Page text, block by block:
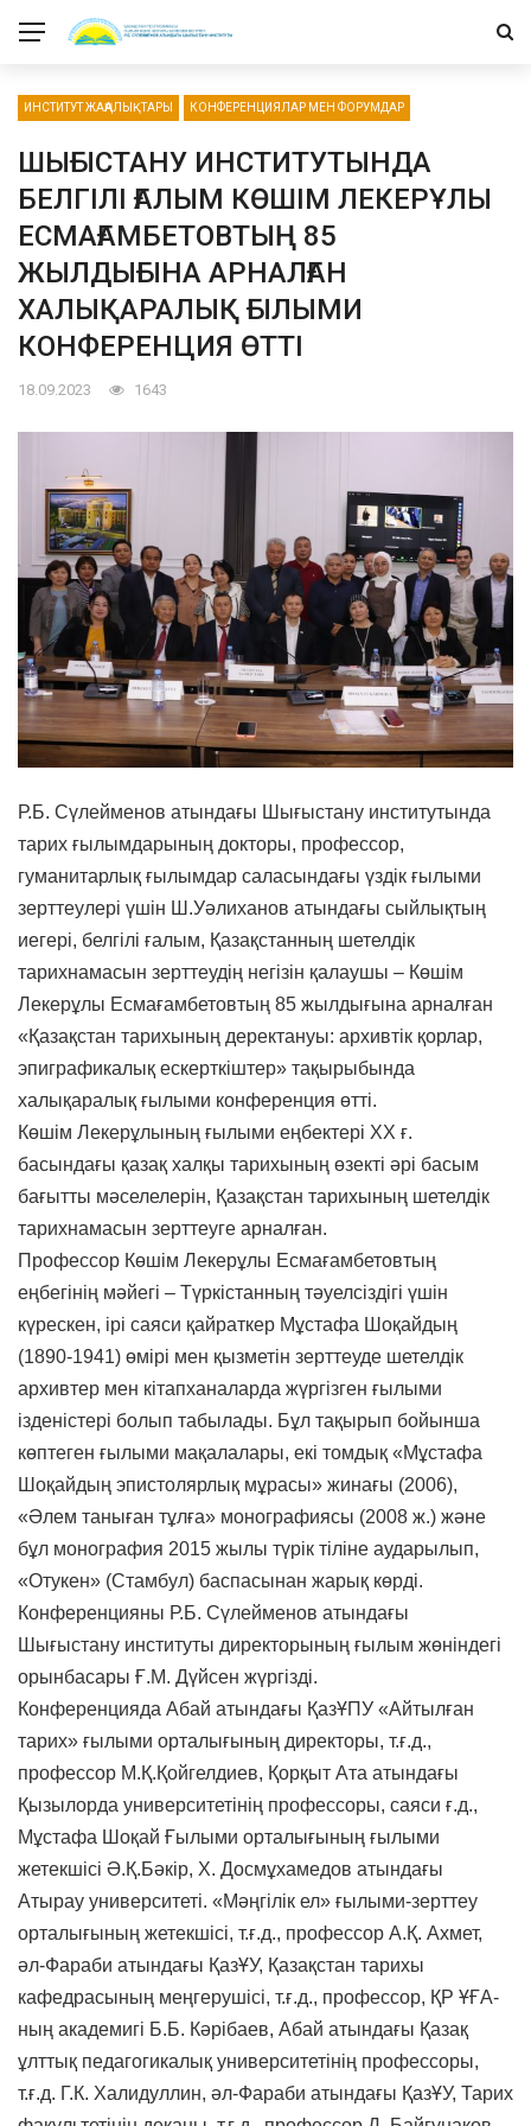
ИНСТИТУТ ЖАҢАЛЫҚТАРЫ КОНФЕРЕНЦИЯЛАР МЕН ФОРУМДАР
ШЫҒЫСТАНУ ИНСТИТУТЫНДА
БЕЛГІЛІ ҒАЛЫМ КӨШІМ ЛЕКЕРҰЛЫ
ЕСМАҒАМБЕТОВТЫҢ 85
ЖЫЛДЫҒЫНА АРНАЛҒАН
ХАЛЫҚАРАЛЫҚ ҒЫЛЫМИ
КОНФЕРЕНЦИЯ ӨТТІ
18.09.2023 1643
Р.Б. Сүлейменов атындағы Шығыстану институтында
тарих ғылымдарының докторы, профессор,
гуманитарлық ғылымдар саласындағы үздік ғылыми
зерттеулері үшін Ш.Уәлиханов атындағы сыйлықтың
иегері, белгілі ғалым, Қазақстанның шетелдік
тарихнамасын зерттеудің негізін қалаушы – Көшім
Лекерұлы Есмағамбетовтың 85 жылдығына арналған
«Қазақстан тарихының деректануы: архивтік қорлар,
эпиграфикалық ескерткіштер» тақырыбында
халықаралық ғылыми конференция өтті.
Көшім Лекерұлының ғылыми еңбектері ХХ ғ.
басындағы қазақ халқы тарихының өзекті әрі басым
бағытты мәселелерін, Қазақстан тарихының шетелдік
тарихнамасын зерттеуге арналған.
Профессор Көшім Лекерұлы Есмағамбетовтың
еңбегінің мәйегі – Түркістанның тәуелсіздігі үшін
күрескен, ірі саяси қайраткер Мұстафа Шоқайдың
(1890-1941) өмірі мен қызметін зерттеуде шетелдік
архивтер мен кітапханаларда жүргізген ғылыми
ізденістері болып табылады. Бұл тақырып бойынша
көптеген ғылыми мақалалары, екі томдық «Мұстафа
Шоқайдың эпистолярлық мұрасы» жинағы (2006),
«Әлем таныған тұлға» монографиясы (2008 ж.) және
бұл монография 2015 жылы түрік тіліне аударылып,
«Отукен» (Стамбул) баспасынан жарық көрді.
Конференцияны Р.Б. Сүлейменов атындағы
Шығыстану институты директорының ғылым жөніндегі
орынбасары Ғ.М. Дүйсен жүргізді.
Конференцияда Абай атындағы ҚазҰПУ «Айтылған
тарих» ғылыми орталығының директоры, т.ғ.д.,
профессор М.Қ.Қойгелдиев, Қорқыт Ата атындағы
Қызылорда университетінің профессоры, саяси ғ.д.,
Мұстафа Шоқай Ғылыми орталығының ғылыми
жетекшісі Ә.Қ.Бәкір, Х. Досмұхамедов атындағы
Атырау университеті. «Мәңгілік ел» ғылыми-зерттеу
орталығының жетекшісі, т.ғ.д., профессор А.Қ. Ахмет,
әл-Фараби атындағы ҚазҰУ, Қазақстан тарихы
кафедрасының меңгерушісі, т.ғ.д., профессор, ҚР ҰҒА-
ның академигі Б.Б. Кәрібаев, Абай атындағы Қазақ
ұлттық педагогикалық университетінің профессоры,
т.ғ.д. Г.К. Халидуллин, әл-Фараби атындағы ҚазҰУ, Тарих